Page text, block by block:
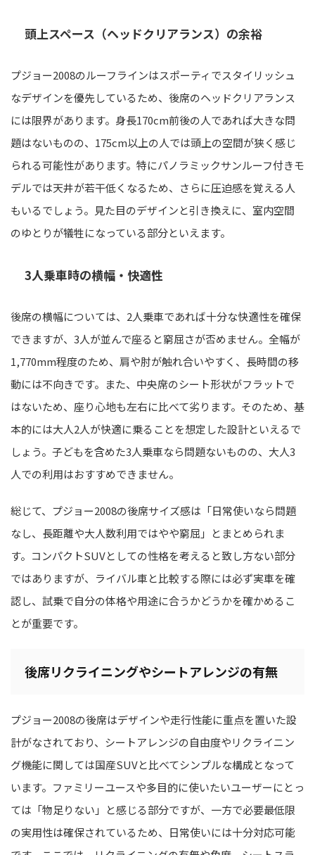
頭上スペース（ヘッドクリアランス）の余裕
プジョー2008のルーフラインはスポーティでスタイリッシュ
なデザインを優先しているため、後席のヘッドクリアランス
には限界があります。身長170cm前後の人であれば大きな問
題はないものの、175cm以上の人では頭上の空間が狭く感じ
られる可能性があります。特にパノラミックサンルーフ付きモ
デルでは天井が若干低くなるため、さらに圧迫感を覚える人
もいるでしょう。見た目のデザインと引き換えに、室内空間
のゆとりが犠牲になっている部分といえます。
3人乗車時の横幅・快適性
後席の横幅については、2人乗車であれば十分な快適性を確保
できますが、3人が並んで座ると窮屈さが否めません。全幅が
1,770mm程度のため、肩や肘が触れ合いやすく、長時間の移
動には不向きです。また、中央席のシート形状がフラットで
はないため、座り心地も左右に比べて劣ります。そのため、基
本的には大人2人が快適に乗ることを想定した設計といえるで
しょう。子どもを含めた3人乗車なら問題ないものの、大人3
人での利用はおすすめできません。
総じて、プジョー2008の後席サイズ感は「日常使いなら問題
なし、長距離や大人数利用ではやや窮屈」とまとめられま
す。コンパクトSUVとしての性格を考えると致し方ない部分
ではありますが、ライバル車と比較する際には必ず実車を確
認し、試乗で自分の体格や用途に合うかどうかを確かめるこ
とが重要です。
後席リクライニングやシートアレンジの有無
プジョー2008の後席はデザインや走行性能に重点を置いた設
計がなされており、シートアレンジの自由度やリクライニン
グ機能に関しては国産SUVと比べてシンプルな構成となって
います。ファミリーユースや多目的に使いたいユーザーにとっ
ては「物足りない」と感じる部分ですが、一方で必要最低限
の実用性は確保されているため、日常使いには十分対応可能